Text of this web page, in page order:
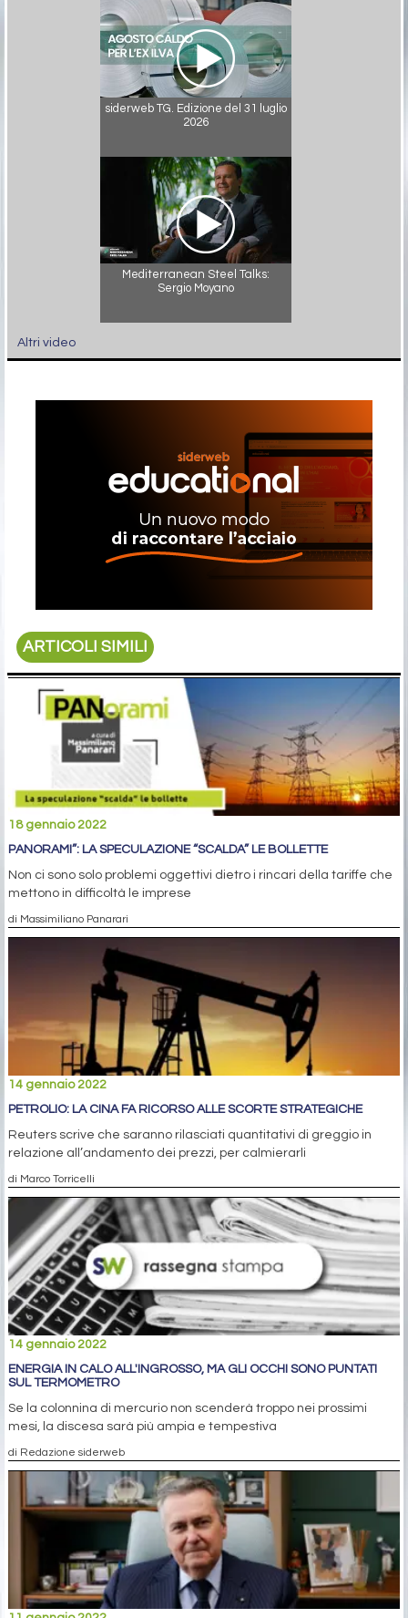
siderweb TG. Edizione del 31 luglio
2026
Mediterranean Steel Talks:
Sergio Moyano
Altri video
ARTICOLI SIMILI
18 gennaio 2022
PANORAMI”: LA SPECULAZIONE “SCALDA” LE BOLLETTE
Non ci sono solo problemi oggettivi dietro i rincari della tariffe che
mettono in difficoltà le imprese
di Massimiliano Panarari
14 gennaio 2022
PETROLIO: LA CINA FA RICORSO ALLE SCORTE STRATEGICHE
Reuters scrive che saranno rilasciati quantitativi di greggio in
relazione all’andamento dei prezzi, per calmierarli
di Marco Torricelli
14 gennaio 2022
ENERGIA IN CALO ALL'INGROSSO, MA GLI OCCHI SONO PUNTATI
SUL TERMOMETRO
Se la colonnina di mercurio non scenderà troppo nei prossimi
mesi, la discesa sarà più ampia e tempestiva
di Redazione siderweb